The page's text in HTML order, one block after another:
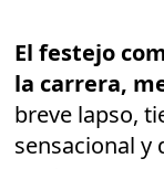
El festejo
la carrera,
breve lapso,
sensacional y